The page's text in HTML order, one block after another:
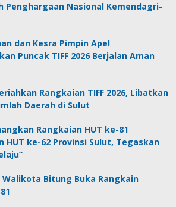
Penghargaan Nasional Kemendagri-
dan Kesra Pimpin Apel
Puncak TIFF 2026 Berjalan Aman
Rangkaian TIFF 2026, Libatkan
Daerah di Sulut
Rangkaian HUT ke-81
HUT ke-62 Provinsi Sulut, Tegaskan
Walikota Bitung Buka Rangkain